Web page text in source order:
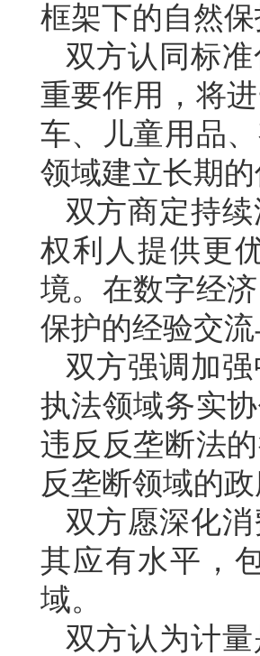
框架下的自然保
双方认同标
重要作用，将
车、儿童用品
领域建立长期
双方商定持
权利人提供更
境。在数字经
保护的经验交
双方强调加
执法领域务实
违反反垄断法
反垄断领域的
双方愿深化
其应有水平，
域。
双方认为计